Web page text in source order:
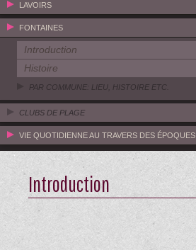
LAVOIRS
FONTAINES
Introduction
Histoire
PAR COMMUNE: LIEU, HISTOIRE ETC.
CLUBS DE PLAGE
VIE QUOTIDIENNE AU TRAVERS DES ÉPOQUES
Introduction